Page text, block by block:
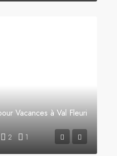
Vacances à Val Fleuri
2 1